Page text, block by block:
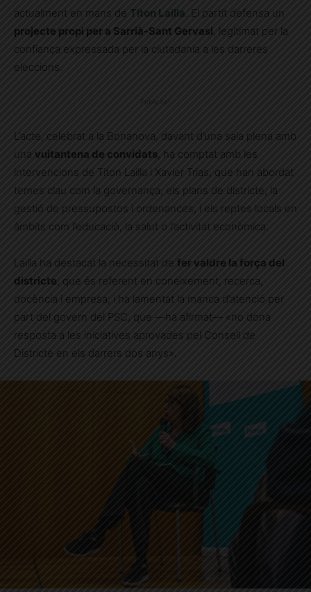
actualment en mans de Titon Lailla. El partit defensa un
projecte propi per a Sarrià-Sant Gervasi , legitimat per la
confiança expressada per la ciutadania a les darreres
eleccions.
L’acte, celebrat a la Bonanova, davant d’una sala plena amb
una vuitantena de convidats, ha comptat amb les
intervencions de Titon Lailla i Xavier Trias, que han abordat
temes clau com la governança, els plans de districte, la
gestió de pressupostos i ordenances, i els reptes locals en
àmbits com l’educació, la salut o l’activitat econòmica.
Lailla ha destacat la necessitat de fer valdre la força del
districte, que és referent en coneixement, recerca,
docència i empresa, i ha lamentat la manca d’atenció per
part del govern del PSC, que —ha afirmat— «no dona
resposta a les iniciatives aprovades pel Consell de
Districte en els darrers dos anys».